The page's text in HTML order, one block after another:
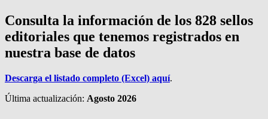
Consulta la información de los 828 sellos
editoriales que tenemos registrados en
nuestra base de datos
Descarga el listado completo (Excel) aquí.
Última actualización: Agosto 2026